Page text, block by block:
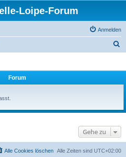
Loipe-Forum
Anmelden
Forum
Gehe zu
Alle Zeiten sind UTC+02:00
Alle Cookies löschen